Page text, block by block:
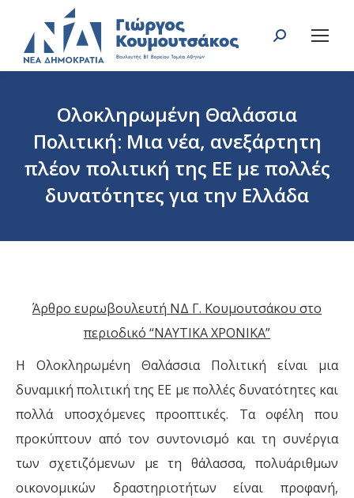
Search:
Ολοκληρωμένη Θαλάσσια
Πολιτική: Μια νέα, ανεξάρτητη
πλέον πολιτική της ΕΕ με πολλές
δυνατότητες για την Ελλάδα
Άρθρο ευρωβουλευτή ΝΔ Γ. Κουμουτσάκου στο
περιοδικό “ΝΑΥΤΙΚΑ ΧΡΟΝΙΚΑ”
Η Ολοκληρωμένη Θαλάσσια Πολιτική είναι μια
δυναμική πολιτική της ΕΕ με πολλές δυνατότητες και
πολλά υποσχόμενες προοπτικές. Τα οφέλη που
προκύπτουν από τον συντονισμό και τη συνέργια
των σχετιζόμενων με τη θάλασσα, πολυάριθμων
οικονομικών δραστηριοτήτων είναι προφανή,